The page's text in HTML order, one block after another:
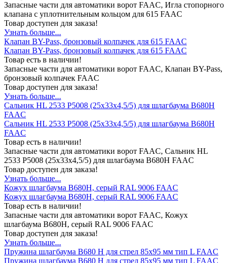
Запасные части для автоматики ворот FAAC, Игла стопорного
клапана с уплотнительным кольцом для 615 FAAC
Товар доступен для заказа!
Узнать больше...
Клапан BY-Pass, бронзовый колпачек для 615 FAAC
Клапан BY-Pass, бронзовый колпачек для 615 FAAC
Товар есть в наличии!
Запасные части для автоматики ворот FAAC, Клапан BY-Pass,
бронзовый колпачек FAAC
Товар доступен для заказа!
Узнать больше...
Сальник HL 2533 P5008 (25x33x4,5/5) для шлагбаума B680H
FAAC
Сальник HL 2533 P5008 (25x33x4,5/5) для шлагбаума B680H
FAAC
Товар есть в наличии!
Запасные части для автоматики ворот FAAC, Сальник HL
2533 P5008 (25x33x4,5/5) для шлагбаума B680H FAAC
Товар доступен для заказа!
Узнать больше...
Кожух шлагбаума B680H, серый RAL 9006 FAAC
Кожух шлагбаума B680H, серый RAL 9006 FAAC
Товар есть в наличии!
Запасные части для автоматики ворот FAAC, Кожух
шлагбаума B680H, серый RAL 9006 FAAC
Товар доступен для заказа!
Узнать больше...
Пружина шлагбаума В680 H для стрел 85х95 мм тип L FAAC
Пружина шлагбаума В680 H для стрел 85х95 мм тип L FAAC